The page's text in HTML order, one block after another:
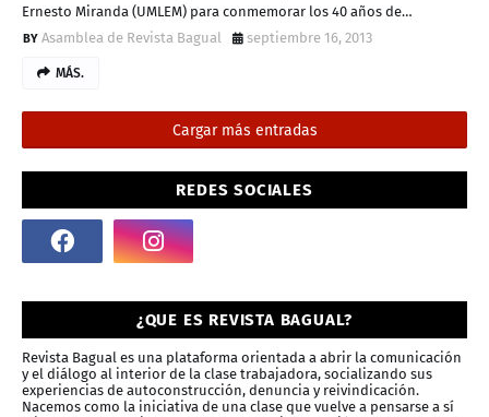
Ernesto Miranda (UMLEM) para conmemorar los 40 años de…
Asamblea de Revista Bagual
septiembre 16, 2013
MÁS.
Cargar más entradas
REDES SOCIALES
¿QUE ES REVISTA BAGUAL?
Revista Bagual es una plataforma orientada a abrir la comunicación
y el diálogo al interior de la clase trabajadora, socializando sus
experiencias de autoconstrucción, denuncia y reivindicación.
Nacemos como la iniciativa de una clase que vuelve a pensarse a sí